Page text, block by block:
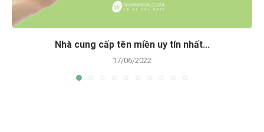
Nhà cung cấp tên miền uy tín nhất...
17/06/2022